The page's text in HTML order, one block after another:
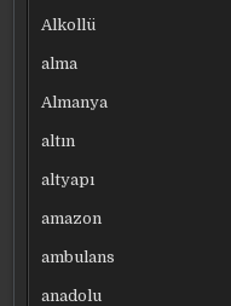
Alkollü
alma
Almanya
altın
altyapı
amazon
ambulans
anadolu